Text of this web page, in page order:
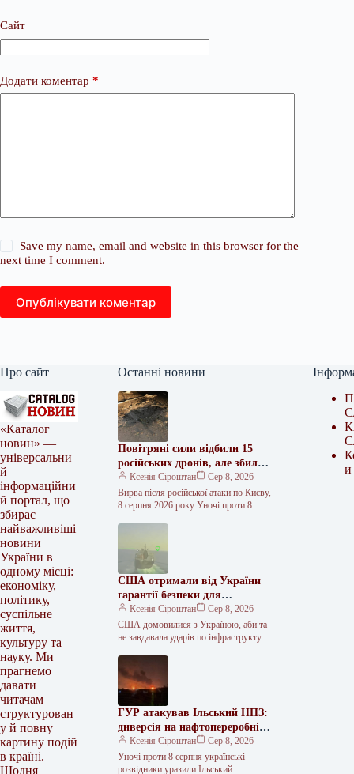
Сайт
Додати коментар *
Save my name, email and website in this browser for the
next time I comment.
Опублікувати коментар
Про сайт
«Каталог
новин» —
універсальни
й
інформаційни
й портал, що
збирає
найважливіші
новини
України в
одному місці:
економіку,
політику,
суспільне
життя,
культуру та
науку. Ми
прагнемо
давати
читачам
структурован
у й повну
картину подій
в країні.
Щодня —
Останні новини
Повітряні сили відбили 15
російських дронів, але збили
лише частину балістичних та
зенітних ракет
Ксенія Сіроштан
Сер 8, 2026
Вирва після російської атаки по Києву,
8 серпня 2026 року Уночі проти 8
США отримали від України
гарантії безпеки для
Каспійського трубопроводу та
деяких суден у Чорному морі
Ксенія Сіроштан
Сер 8, 2026
США домовилися з Україною, аби та
не завдавала ударів по інфраструктурі
неросійським суднам, які…
ГУР атакував Ільський НПЗ:
диверсія на нафтопереробній
галузі рф триває
Ксенія Сіроштан
Сер 8, 2026
Уночі проти 8 серпня українські
розвідники уразили Ільський
и